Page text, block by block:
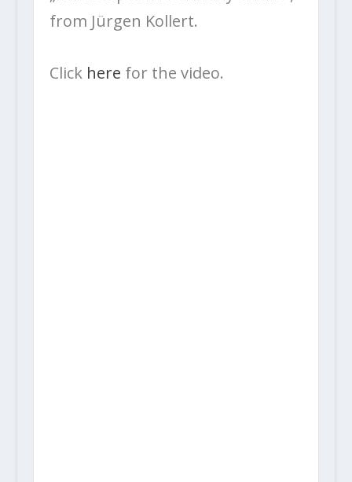
from Jürgen Kollert.
Click here for the video.